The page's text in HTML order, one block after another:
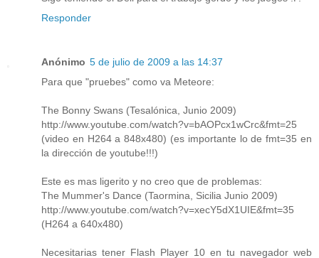
Responder
Anónimo 5 de julio de 2009 a las 14:37
Para que "pruebes" como va Meteore:
The Bonny Swans (Tesalónica, Junio 2009)
http://www.youtube.com/watch?v=bAOPcx1wCrc&fmt=25
(video en H264 a 848x480) (es importante lo de fmt=35 en
la dirección de youtube!!!)
Este es mas ligerito y no creo que de problemas:
The Mummer's Dance (Taormina, Sicilia Junio 2009)
http://www.youtube.com/watch?v=xecY5dX1UIE&fmt=35
(H264 a 640x480)
Necesitarias tener Flash Player 10 en tu navegador web